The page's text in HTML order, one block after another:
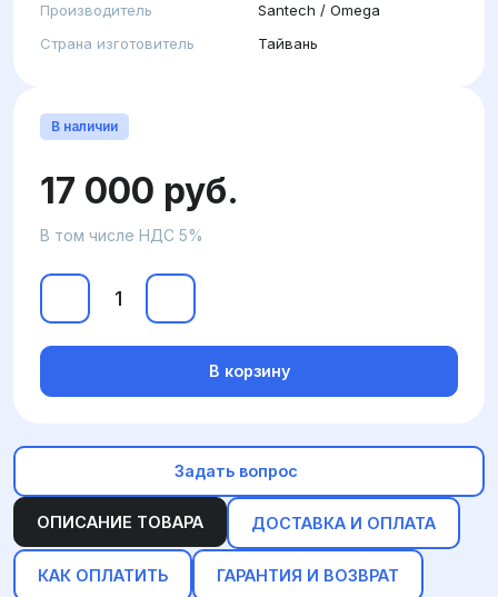
Производитель
Santech / Omega
Страна изготовитель
Тайвань
ОПИСАНИЕ ТОВАРА ДОСТАВКА И ОПЛАТА
КАК ОПЛАТИТЬ ГАРАНТИЯ И ВОЗВРАТ
В наличии
17 000 руб.
В том числе НДС 5%
В корзину
Задать вопрос